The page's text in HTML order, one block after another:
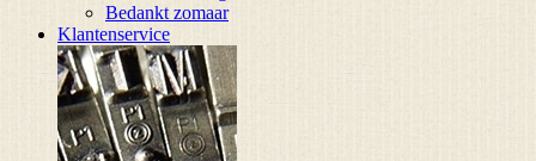
Bedankt zomaar
Klantenservice